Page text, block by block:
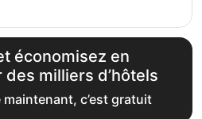
économisez en
des milliers d’hôtels
maintenant, c’est gratuit